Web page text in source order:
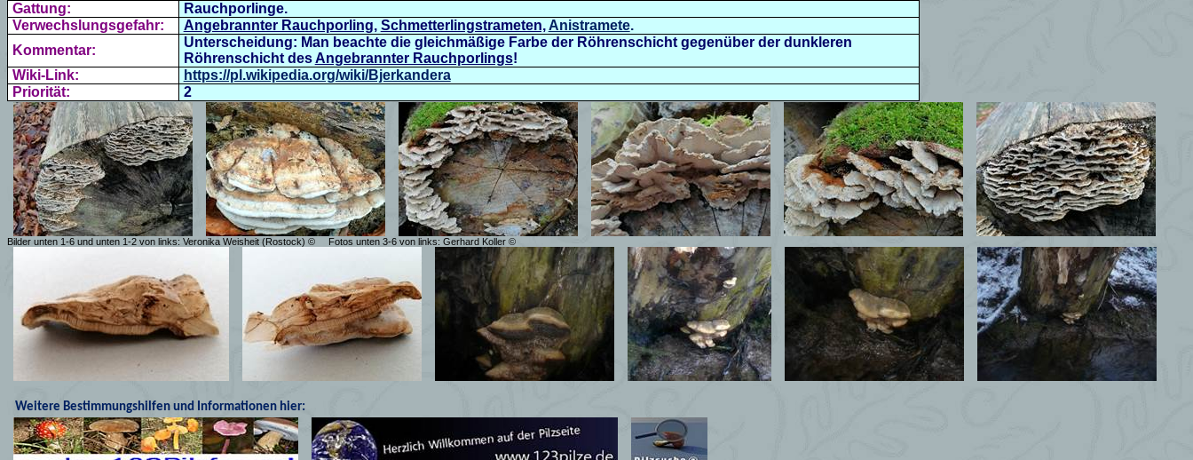
Gattung:
Rauchporlinge.
Verwechslungsgefahr:
Angebrannter Rauchporling, Schmetterlingstrameten, Anistramete.
Kommentar:
Unterscheidung: Man beachte die gleichmäßige Farbe der Röhrenschicht gegenüber der dunkleren
Röhrenschicht desAngebrannter Rauchporlings!
Wiki-Link:
https://pl.wikipedia.org/wiki/Bjerkandera
Priorität:
2
Bilder unten 1-6 und unten 1-2 von links: Veronika Weisheit (Rostock) © Fotos unten 3-6 von links: Gerhard Koller ©
Weitere Bestimmungshilfen und Informationen hier: